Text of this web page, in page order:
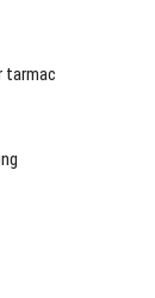
tarmac